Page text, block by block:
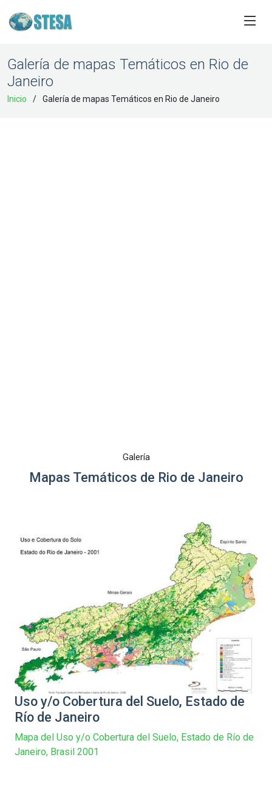
Galería de mapas Temáticos en Rio de
Janeiro
Inicio Galería de mapas Temáticos en Rio de Janeiro
Galería
Mapas Temáticos de Rio de Janeiro
Uso y/o Cobertura del Suelo, Estado de
Río de Janeiro
Mapa del Uso y/o Cobertura del Suelo, Estado de Río de
Janeiro, Brasil 2001